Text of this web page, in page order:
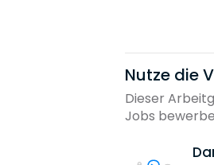
Nutze die
Dieser
Jobs